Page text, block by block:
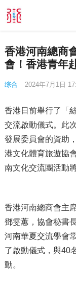
香港河南總商
會！香港青年
综合 2024年7月1日
香港日前舉行了「
交流啟動儀式。此
發展委員會的資助
港文化體育旅遊協
南文化交流團活動
香港河南總商會主
鄧雯蕙，協會秘書
河南華夏交流學會
了啟動儀式，與40
動。